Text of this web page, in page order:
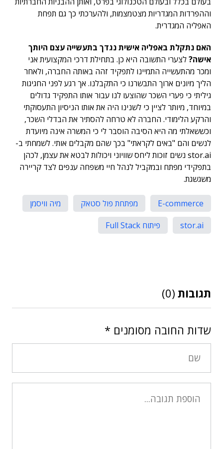
וההפרדות המגדריות מצטמצמות, ולהערכתי כך גם תפחת
האפליה המגדרית.
האם נתקלת באפליה אישית נגדך בתעשייה עצם היותך
אישה?לצערי התשובה היא כן. בתחילת דרכי המקצועית אני
ומכר מהתעשייה התמיינו לתפקיד זהה באותה החברה, ולאחר
הליך מיונים ארוך התבשרנו כי התקבלנו. אך רגע לפני החגיגות
גיליתי כי פערי השכר שהוצעו לנו עבור אותו התפקיד גדולים
במיוחד, מיותר לציין כי לשנינו היה את אותו הניסיון התעסוקתי
והרקע הלימודי. החברה לא טרחה להסתיר את הבדלי השכר,
וכששאלתי מה היא הסיבה הוסבר לי כי המשרה אינה מיועדת
לנשים והם "באים לקראתי" בכך שהם מקבלים אותי. לשמחתי ב-
stor.ai נשים זוכות ליחס שוויוני ויכולות לבטא את עצמן, לכהן
בתפקידי מפתח ובמקביל לנהל חיי משפחה ענפים לצד קריירה
משגשגת.
E-commerce מפתחת פול סטאק
מיה וויסמן
stor.ai
פיתוח Full Stack
תגובות (0)
שדות החובה מסומנים *